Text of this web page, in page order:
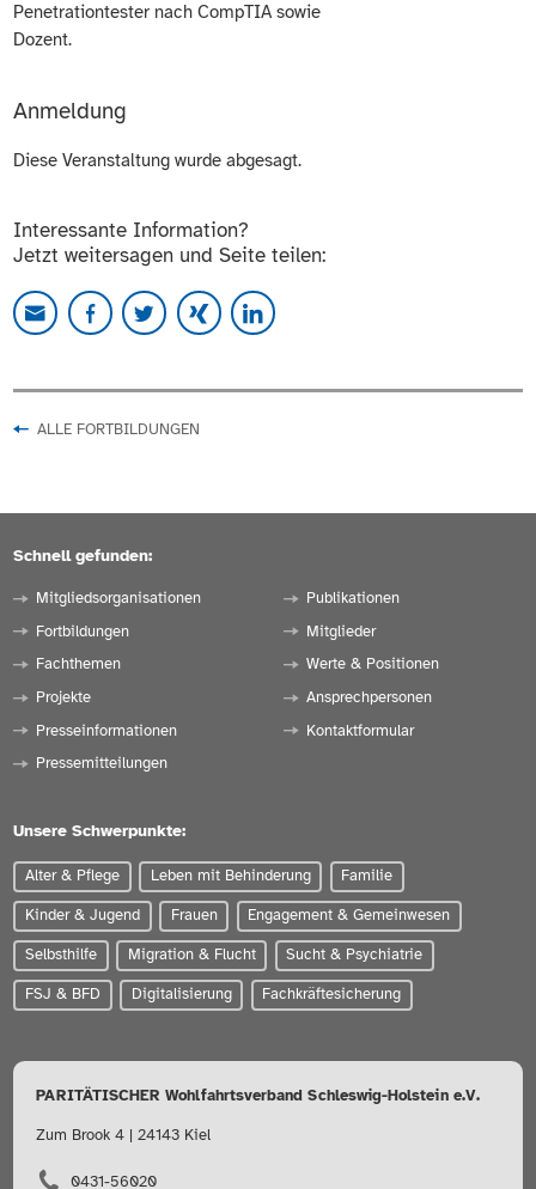
Penetrationtester nach CompTIA sowie
Dozent.
Anmeldung
Diese Veranstaltung wurde abgesagt.
Interessante Information?
Jetzt weitersagen und Seite teilen:
ALLE FORTBILDUNGEN
Schnell gefunden:
Mitgliedsorganisationen
Fortbildungen
Fachthemen
Projekte
Presseinformationen
Pressemitteilungen
Publikationen
Mitglieder
Werte & Positionen
Ansprechpersonen
Kontaktformular
Unsere Schwerpunkte:
Alter & Pflege Leben mit Behinderung Familie
Kinder & Jugend Frauen Engagement & Gemeinwesen
Selbsthilfe Migration & Flucht Sucht & Psychiatrie
FSJ & BFD Digitalisierung Fachkräftesicherung
PARITÄTISCHER Wohlfahrtsverband Schleswig-Holstein e.V.
Zum Brook 4 | 24143 Kiel
0431-56020